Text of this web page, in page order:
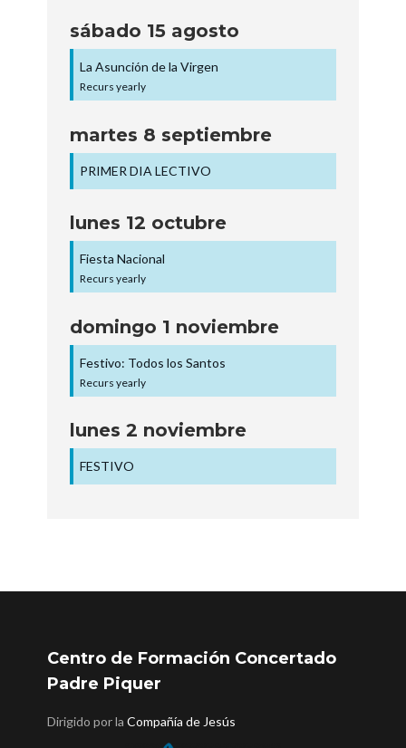
sábado 15 agosto
La Asunción de la Virgen
Recurs yearly
martes 8 septiembre
PRIMER DIA LECTIVO
lunes 12 octubre
Fiesta Nacional
Recurs yearly
domingo 1 noviembre
Festivo: Todos los Santos
Recurs yearly
lunes 2 noviembre
FESTIVO
Centro de Formación Concertado
Padre Piquer
Dirigido por laCompañía de Jesús